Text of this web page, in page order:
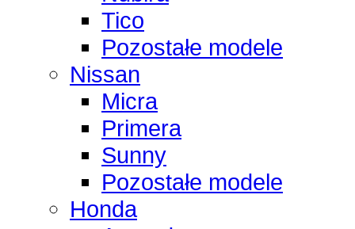
Tico
Pozostałe modele
Nissan
Micra
Primera
Sunny
Pozostałe modele
Honda